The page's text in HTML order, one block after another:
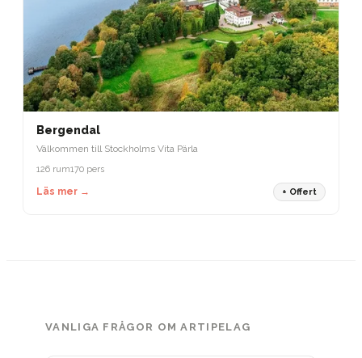
Bergendal
Välkommen till Stockholms Vita Pärla
126 rum170 pers
Läs mer → + Offert
VANLIGA FRÅGOR OM ARTIPELAG